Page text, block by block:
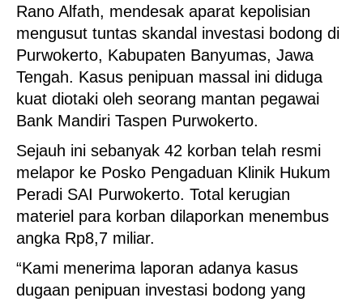
Rano Alfath, mendesak aparat kepolisian
mengusut tuntas skandal investasi bodong di
Purwokerto, Kabupaten Banyumas, Jawa
Tengah. Kasus penipuan massal ini diduga
kuat diotaki oleh seorang mantan pegawai
Bank Mandiri Taspen Purwokerto.
Sejauh ini sebanyak 42 korban telah resmi
melapor ke Posko Pengaduan Klinik Hukum
Peradi SAI Purwokerto. Total kerugian
materiel para korban dilaporkan menembus
angka Rp8,7 miliar.
“Kami menerima laporan adanya kasus
dugaan penipuan investasi bodong yang